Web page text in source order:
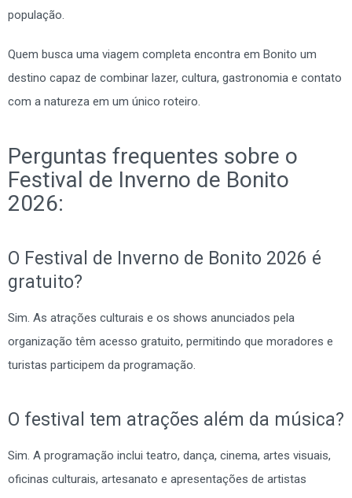
população.
Quem busca uma viagem completa encontra em Bonito um
destino capaz de combinar lazer, cultura, gastronomia e contato
com a natureza em um único roteiro.
Perguntas frequentes sobre o
Festival de Inverno de Bonito
2026:
O Festival de Inverno de Bonito 2026 é
gratuito?
Sim. As atrações culturais e os shows anunciados pela
organização têm acesso gratuito, permitindo que moradores e
turistas participem da programação.
O festival tem atrações além da música?
Sim. A programação inclui teatro, dança, cinema, artes visuais,
oficinas culturais, artesanato e apresentações de artistas